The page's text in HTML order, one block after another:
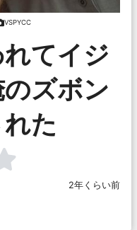
VSPYCC
てイジ
ズボン
た
2年くらい前